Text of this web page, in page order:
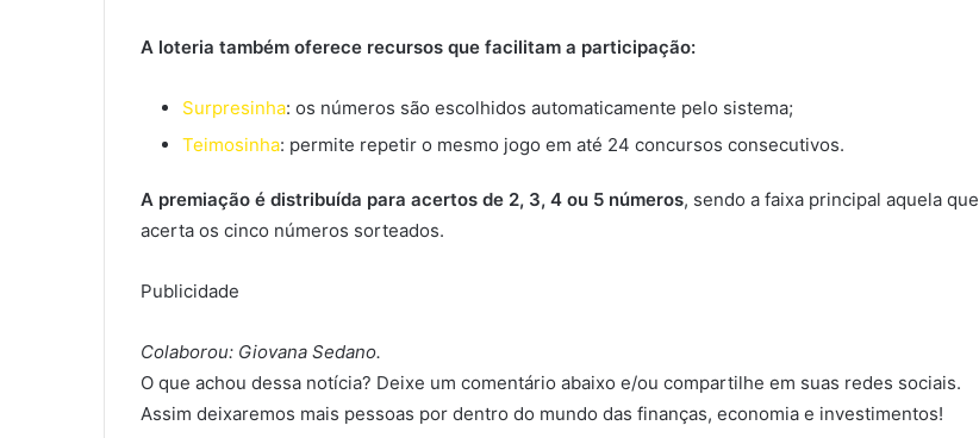
A loteria também oferece recursos que facilitam a participação:
Surpresinha: os números são escolhidos automaticamente pelo sistema;
Teimosinha: permite repetir o mesmo jogo em até 24 concursos consecutivos.
A premiação é distribuída para acertos de 2, 3, 4 ou 5 números, sendo a faixa principal aquela que
acerta os cinco números sorteados.
Publicidade
Colaborou: Giovana Sedano.
O que achou dessa notícia? Deixe um comentário abaixo e/ou compartilhe em suas redes sociais.
Assim deixaremos mais pessoas por dentro do mundo das finanças, economia e investimentos!